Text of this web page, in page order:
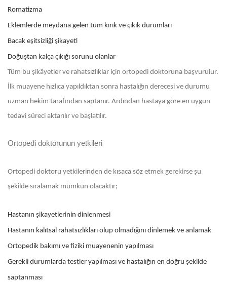
Romatizma
Eklemlerde meydana gelen tüm kırık ve çıkık durumları
Bacak eşitsizliği şikayeti
Doğuştan kalça çıkığı sorunu olanlar
Tüm bu şikâyetler ve rahatsızlıklar için ortopedi doktoruna başvurulur.
İlk muayene hızlıca yapıldıktan sonra hastalığın derecesi ve durumu
uzman hekim tarafından saptanır. Ardından hastaya göre en uygun
tedavi süreci aktarılır ve başlatılır.
Ortopedi doktorunun yetkileri
Ortopedi doktoru yetkilerinden de kısaca söz etmek gerekirse şu
şekilde sıralamak mümkün olacaktır;
Hastanın şikayetlerinin dinlenmesi
Hastanın kalıtsal rahatsızlıkları olup olmadığını dinlemek ve anlamak
Ortopedik bakımı ve fiziki muayenenin yapılması
Gerekli durumlarda testler yapılması ve hastalığın en doğru şekilde
saptanması